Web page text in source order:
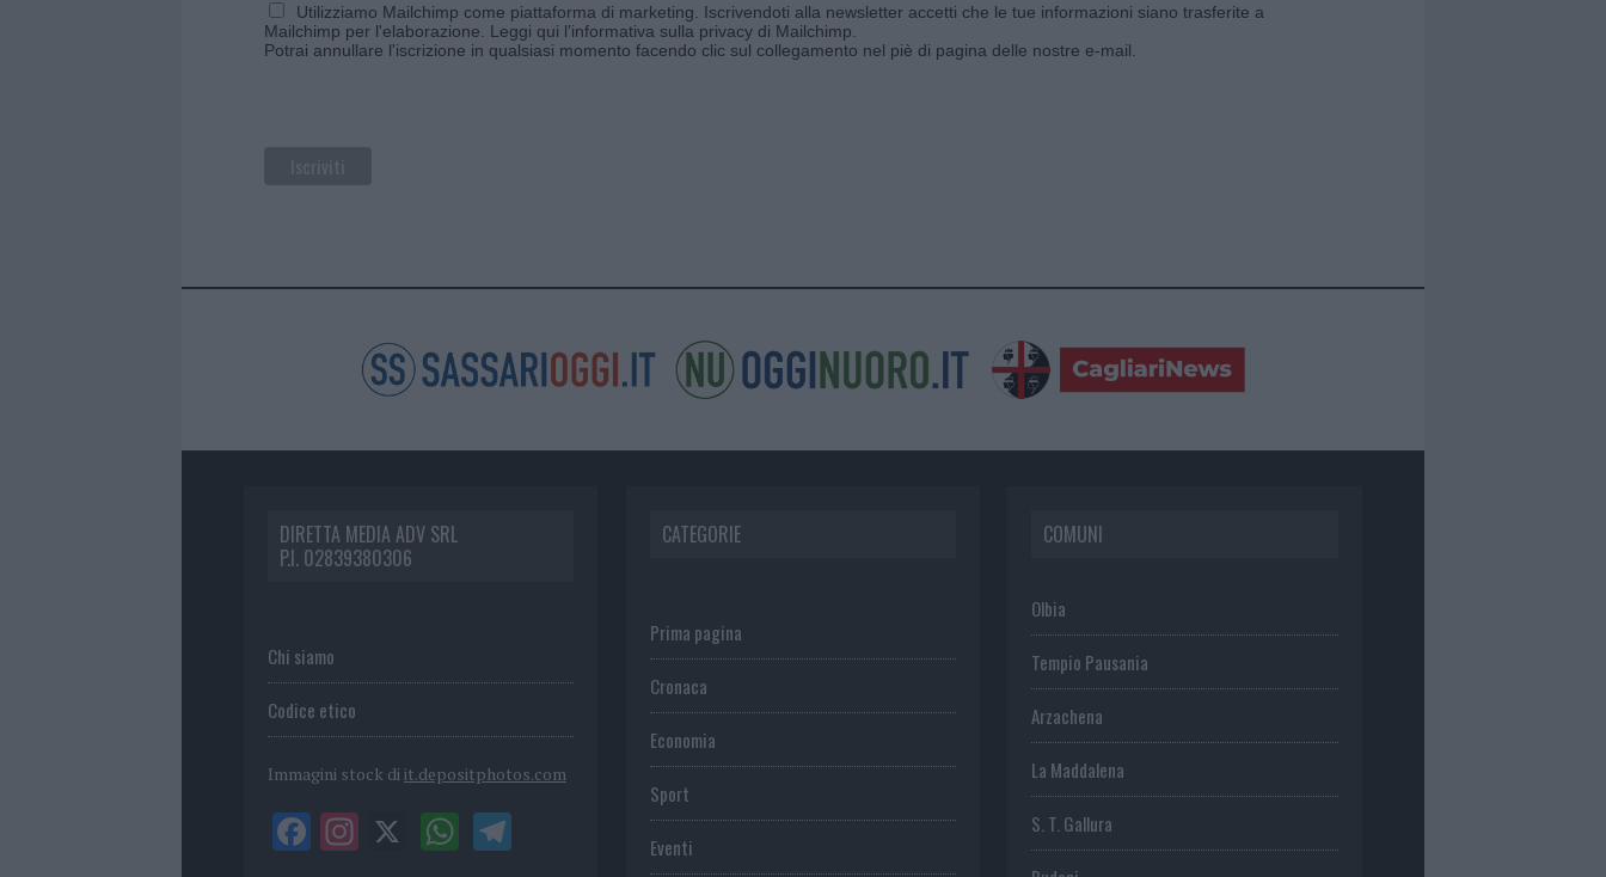
Utilizziamo Mailchimp come piattaforma di marketing. Iscrivendoti alla newsletter accetti che le tue informazioni siano trasferite a
Mailchimp per l'elaborazione. Leggi qui l'informativa sulla privacy di Mailchimp
Potrai annullare l'iscrizione in qualsiasi momento facendo clic sul collegamento nel piè di pagina delle nostre e-mail.
DIRETTA MEDIA ADV SRL
P.I. 02839380306
Chi siamo
Codice etico
Immagini stock di it.depositphotos.com
CATEGORIE
Prima pagina
Cronaca
Economia
Sport
Eventi
COMUNI
Olbia
Tempio Pausania
Arzachena
La Maddalena
S. T. Gallura